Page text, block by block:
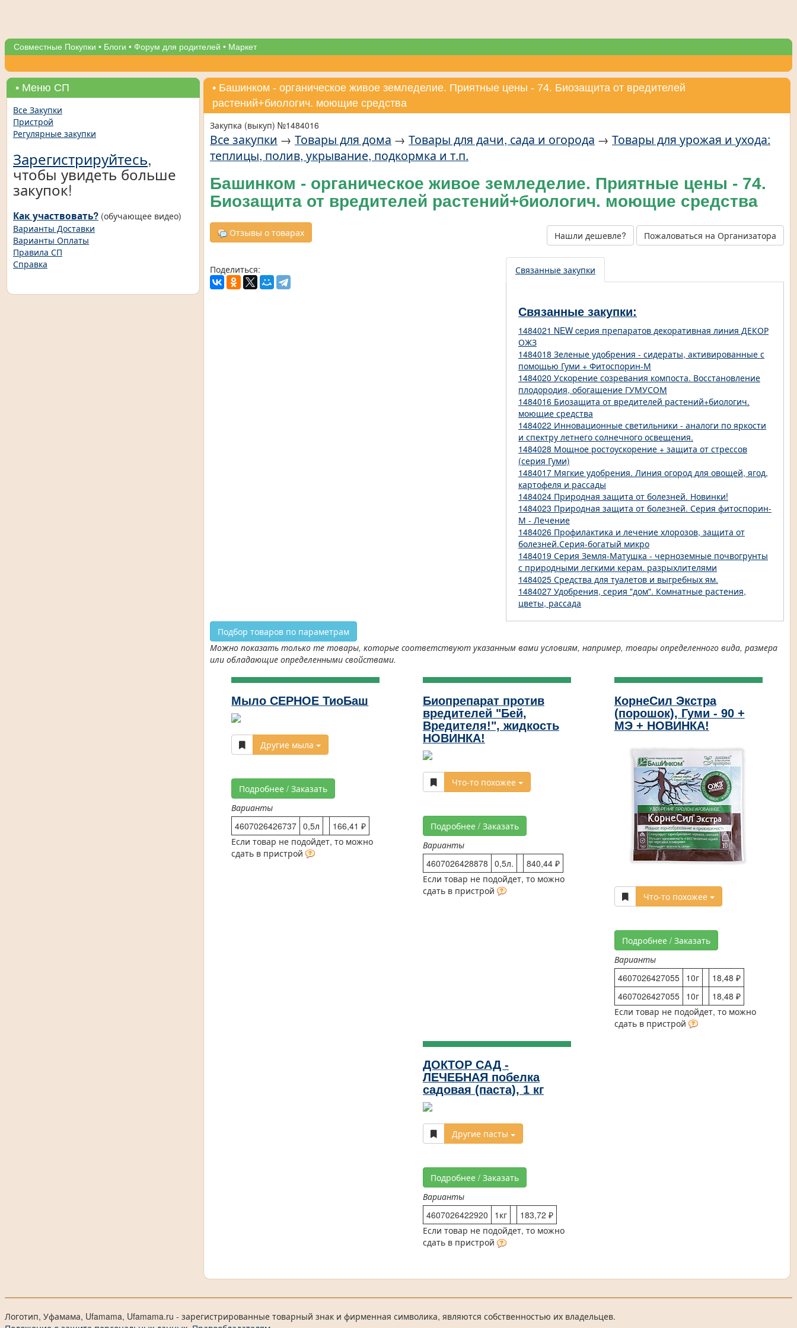
Совместные Покупки • Блоги • Форум для родителей • Маркет
• Меню СП
Все Закупки
Пристрой
Регулярные закупки
Зарегистрируйтесь,
чтобы увидеть больше
закупок!
Как участвовать? (обучающее видео)
Варианты Доставки
Варианты Оплаты
Правила СП
Справка
• Башинком - органическое живое земледелие. Приятные цены - 74. Биозащита от вредителей
растений+биологич. моющие средства
Закупка (выкуп) №1484016
Все закупки → Товары для дома → Товары для дачи, сада и огорода → Товары для урожая и ухода:
теплицы, полив, укрывание, подкормка и т.п.
Башинком - органическое живое земледелие. Приятные цены - 74.
Биозащита от вредителей растений+биологич. моющие средства
Отзывы о товарах Нашли дешевле? Пожаловаться на Организатора
Поделиться: Связанные закупки
Связанные закупки:
1484021 NEW cерия препаратов декоративная линия ДЕКОР
ОЖЗ
1484018 Зеленые удобрения - сидераты, активированные с
помощью Гуми + Фитоспорин-М
1484020 Ускорение созревания компоста. Восстановление
плодородия, обогащение ГУМУСОМ
1484016 Биозащита от вредителей растений+биологич.
моющие средства
1484022 Инновационные светильники - аналоги по яркости
и спектру летнего солнечного освещения.
1484028 Мощное ростоускорение + защита от стрессов
(серия Гуми)
1484017 Мягкие удобрения. Линия огород для овощей, ягод,
картофеля и рассады
1484024 Природная защита от болезней. Новинки!
1484023 Природная защита от болезней. Серия фитоспорин-
М - Лечение
1484026 Профилактика и лечение хлорозов, защита от
болезней.Серия-богатый микро
1484019 Серия Земля-Матушка - черноземные почвогрунты
с природными легкими керам. разрыхлителями
1484025 Средства для туалетов и выгребных ям.
1484027 Удобрения, серия "дом". Комнатные растения,
цветы, рассада
Подбор товаров по параметрам
Можно показать только те товары, которые соответствуют указанным вами условиям, например, товары определенного вида, размера
или обладающие определенными свойствами.
Мыло СЕРНОЕ ТиоБаш
Другие мыла
Подробнее / Заказать
Варианты
4607026426737 0,5л
166,41 ₽
Если товар не подойдет, то можно
сдать в пристрой
Биопрепарат против
вредителей "Бей,
Вредителя!", жидкость
НОВИНКА!
Что-то похожее
Подробнее / Заказать
Варианты
4607026428878 0,5л.
840,44 ₽
Если товар не подойдет, то можно
сдать в пристрой
КорнеСил Экстра
(порошок), Гуми - 90 +
МЭ + НОВИНКА!
Что-то похожее
Подробнее / Заказать
Варианты
4607026427055
10г
18,48 ₽
4607026427055
10г
18,48 ₽
Если товар не подойдет, то можно
сдать в пристрой
ДОКТОР САД -
ЛЕЧЕБНАЯ побелка
садовая (паста), 1 кг
Другие пасты
Подробнее / Заказать
Варианты
4607026422920
1кг
183,72 ₽
Если товар не подойдет, то можно
сдать в пристрой
Логотип, Уфамама, Ufamama, Ufamama.ru - зарегистрированные товарный знак и фирменная символика, являются собственностью их владельцев.